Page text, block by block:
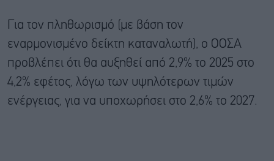
Για τον πληθωρισμό (με βάση τον
εναρμονισμένο δείκτη καταναλωτή), ο ΟΟΣΑ
προβλέπει ότι θα αυξηθεί από 2,9% το 2025 στο
4,2% εφέτος, λόγω των υψηλότερων τιμών
ενέργειας, για να υποχωρήσει στο 2,6% το 2027.